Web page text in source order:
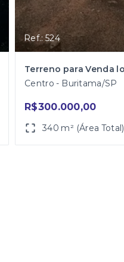
Ref.: 524
Centro - Buritama/SP
R$300.000,00
340 m² (Área Total)